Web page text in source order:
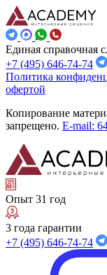
Единая справочная
+7 (495) 646-74-74
Политика
офертой
Копирование
запрещено. E-mail:
Опыт 31 год
3 года гарантии
+7 (495) 646-74-74